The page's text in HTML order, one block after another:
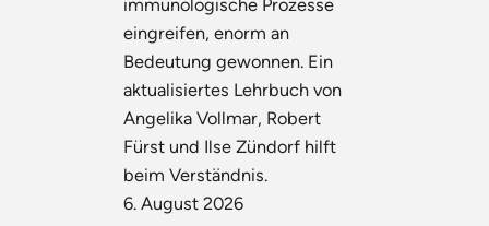
eingreifen, enorm an
Bedeutung gewonnen. Ein
aktualisiertes Lehrbuch von
Angelika Vollmar, Robert
Fürst und Ilse Zündorf hilft
beim Verständnis.
6. August 2026